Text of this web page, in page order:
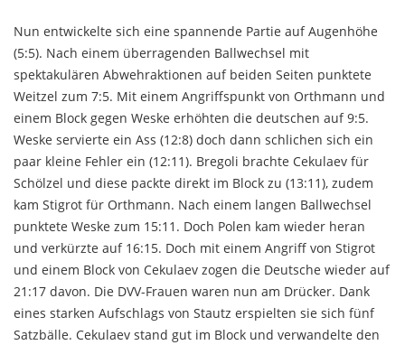
Nun entwickelte sich eine spannende Partie auf Augenhöhe
(5:5). Nach einem überragenden Ballwechsel mit
spektakulären Abwehraktionen auf beiden Seiten punktete
Weitzel zum 7:5. Mit einem Angriffspunkt von Orthmann und
einem Block gegen Weske erhöhten die deutschen auf 9:5.
Weske servierte ein Ass (12:8) doch dann schlichen sich ein
paar kleine Fehler ein (12:11). Bregoli brachte Cekulaev für
Schölzel und diese packte direkt im Block zu (13:11), zudem
kam Stigrot für Orthmann. Nach einem langen Ballwechsel
punktete Weske zum 15:11. Doch Polen kam wieder heran
und verkürzte auf 16:15. Doch mit einem Angriff von Stigrot
und einem Block von Cekulaev zogen die Deutsche wieder auf
21:17 davon. Die DVV-Frauen waren nun am Drücker. Dank
eines starken Aufschlags von Stautz erspielten sie sich fünf
Satzbälle. Cekulaev stand gut im Block und verwandelte den